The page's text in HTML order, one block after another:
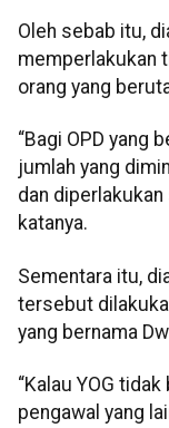
Oleh sebab itu,
memperlakukan
orang yang
“Bagi OPD yang
jumlah yang
dan diperlakukan
katanya.
Sementara itu,
tersebut
yang bernama
“Kalau YOG
pengawal yang